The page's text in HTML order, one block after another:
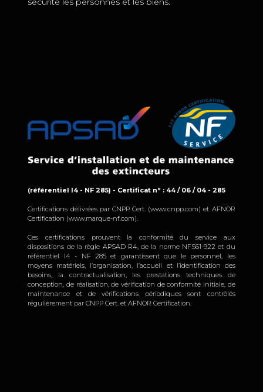
(référentiel I4 - NF 285) - Certificat n° : 44 / 06 / 04 - 285
Certifications délivrées par CNPP Cert. (www.cnpp.com) et AFNOR
Certification (www.marque-nf.com).
Ces certifications prouvent la conformité du service aux
dispositions de la règle APSAD R4, de la norme NFS61-922 et du
référentiel I4 - NF 285 et garantissent que le personnel, les
moyens matériels, l’organisation, l’accueil et l’identification des
besoins, la contractualisation, les prestations techniques de
conception, de réalisation, de vérification de conformité initiale, de
maintenance et de vérifications périodiques sont contrôlés
régulièrement par CNPP Cert. et AFNOR Certification.